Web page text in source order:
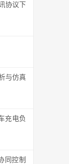
协议下
与仿真
充电负
同控制